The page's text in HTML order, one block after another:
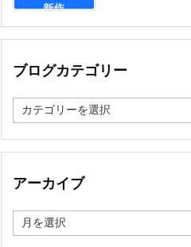
ブログカテゴリー
ロ
カ
ゴ
ー
アーカイブ
ー